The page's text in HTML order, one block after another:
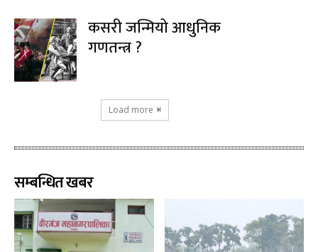
कसरी जन्मियो आधुनिक
गणतन्त्र ?
Load more
सम्बन्धित खबर